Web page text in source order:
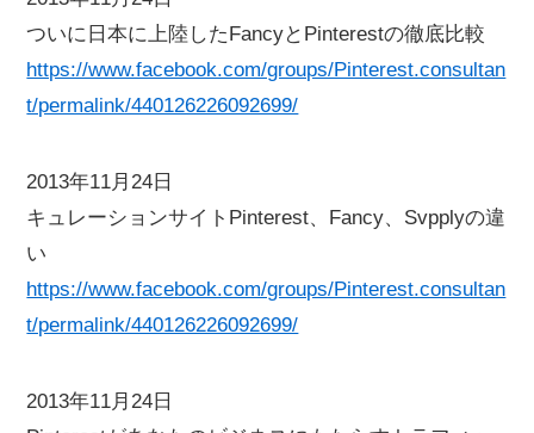
ついに日本に上陸したFancyとPinterestの徹底比較
https://www.facebook.com/groups/Pinterest.consultan
t/permalink/440126226092699/
2013年11月24日
キュレーションサイトPinterest、Fancy、Svpplyの違
い
https://www.facebook.com/groups/Pinterest.consultan
t/permalink/440126226092699/
2013年11月24日